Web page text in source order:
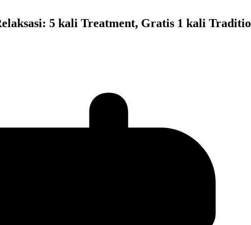
5 kali Treatment, Gratis 1 kali